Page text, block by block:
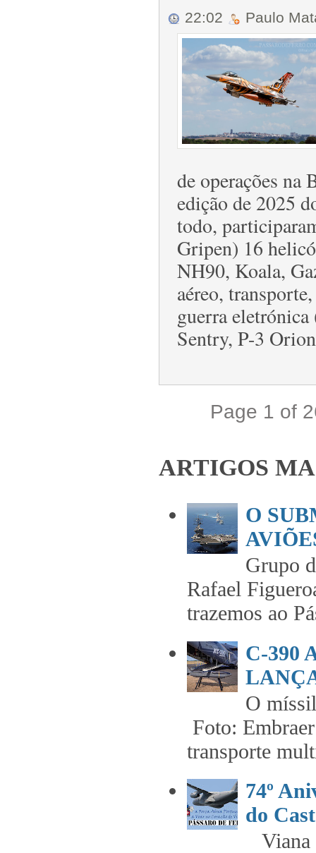
22:02 Paulo
de operações na
edição de 2025
todo,
Gripen) 16
NH90, Koala,
aéreo,
guerra
Sentry, P-3
Page 1 of
ARTIGOS
O
Grupo
Rafael
trazemos ao
C-390
O
Foto:
transporte
74º
do
Viana